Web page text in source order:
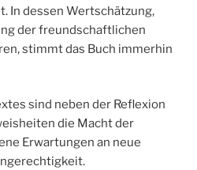
In dessen Wertschätzung,
der freundschaftlichen
stimmt das Buch immerhin
sind neben der Reflexion
die Macht der
Erwartungen an neue